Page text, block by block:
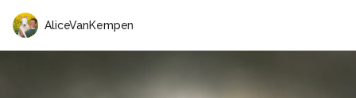
AliceVanKempen